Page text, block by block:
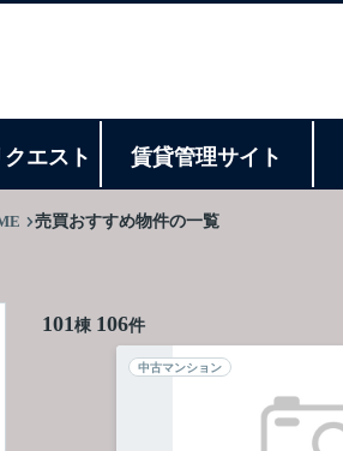
エスト 賃貸管理サイト
売買おすすめ物件の一覧
101 棟 106件
中古マンション